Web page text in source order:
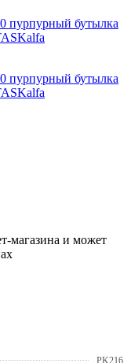
магазина и может
PK216